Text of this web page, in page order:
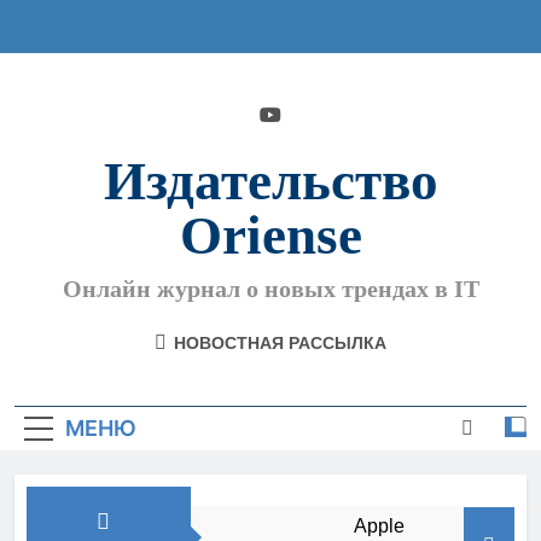
Издательство
Oriense
Онлайн журнал о новых трендах в IT
НОВОСТНАЯ РАССЫЛКА
МЕНЮ
Apple